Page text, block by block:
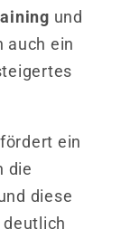
und
auch ein
ein
die
diese